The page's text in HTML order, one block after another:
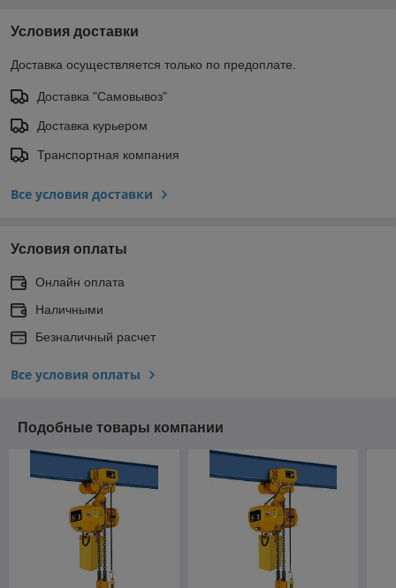
Условия доставки
Доставка осуществляется только по предоплате.
Доставка "Самовывоз"
Доставка курьером
Транспортная компания
Все условия доставки
Условия оплаты
Онлайн оплата
Наличными
Безналичный расчет
Все условия оплаты
Подобные товары компании